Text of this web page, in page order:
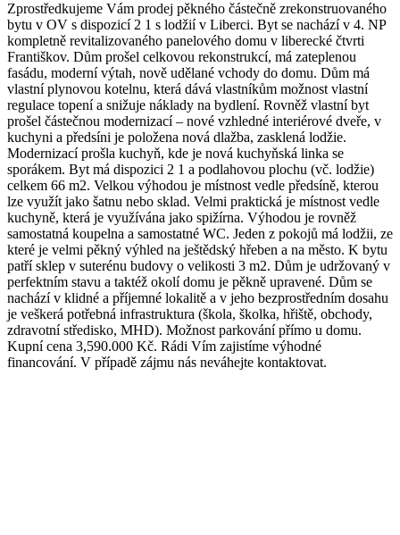
Zprostředkujeme Vám prodej pěkného částečně zrekonstruovaného
bytu v OV s dispozicí 2 1 s lodžií v Liberci. Byt se nachází v 4. NP
kompletně revitalizovaného panelového domu v liberecké čtvrti
Františkov. Dům prošel celkovou rekonstrukcí, má zateplenou
fasádu, moderní výtah, nově udělané vchody do domu. Dům má
vlastní plynovou kotelnu, která dává vlastníkům možnost vlastní
regulace topení a snižuje náklady na bydlení. Rovněž vlastní byt
prošel částečnou modernizací – nové vzhledné interiérové dveře, v
kuchyni a předsíni je položena nová dlažba, zasklená lodžie.
Modernizací prošla kuchyň, kde je nová kuchyňská linka se
sporákem. Byt má dispozici 2 1 a podlahovou plochu (vč. lodžie)
celkem 66 m2. Velkou výhodou je místnost vedle předsíně, kterou
lze využít jako šatnu nebo sklad. Velmi praktická je místnost vedle
kuchyně, která je využívána jako spižírna. Výhodou je rovněž
samostatná koupelna a samostatné WC. Jeden z pokojů má lodžii, ze
které je velmi pěkný výhled na ještědský hřeben a na město. K bytu
patří sklep v suterénu budovy o velikosti 3 m2. Dům je udržovaný v
perfektním stavu a taktéž okolí domu je pěkně upravené. Dům se
nachází v klidné a příjemné lokalitě a v jeho bezprostředním dosahu
je veškerá potřebná infrastruktura (škola, školka, hřiště, obchody,
zdravotní středisko, MHD). Možnost parkování přímo u domu.
Kupní cena 3,590.000 Kč. Rádi Vím zajistíme výhodné
financování. V případě zájmu nás neváhejte kontaktovat.